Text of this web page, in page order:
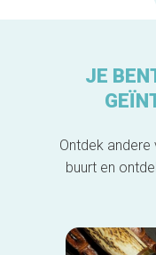
JE
Ontdek andere
buurt en